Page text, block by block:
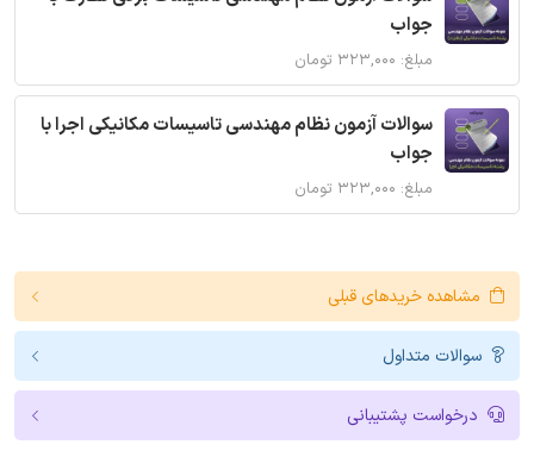
جواب
مبلغ: ۳۲۳,۰۰۰ تومان
سوالات آزمون نظام مهندسی تاسیسات مکانیکی اجرا با
جواب
مبلغ: ۳۲۳,۰۰۰ تومان
مشاهده خریدهای قبلی
سوالات متداول
درخواست پشتیبانی